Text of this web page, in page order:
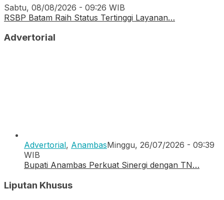
Sabtu, 08/08/2026 - 09:26 WIB
RSBP Batam Raih Status Tertinggi Layanan…
Advertorial
Advertorial, AnambasMinggu, 26/07/2026 - 09:39
WIB
Bupati Anambas Perkuat Sinergi dengan TN…
Liputan Khusus